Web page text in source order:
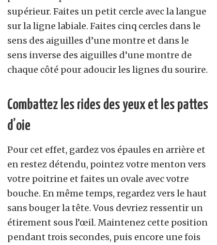
supérieur. Faites un petit cercle avec la langue
sur la ligne labiale. Faites cinq cercles dans le
sens des aiguilles d’une montre et dans le
sens inverse des aiguilles d’une montre de
chaque côté pour adoucir les lignes du sourire.
Combattez les rides des yeux et les pattes
d’oie
Pour cet effet, gardez vos épaules en arrière et
en restez détendu, pointez votre menton vers
votre poitrine et faites un ovale avec votre
bouche. En même temps, regardez vers le haut
sans bouger la tête. Vous devriez ressentir un
étirement sous l’œil. Maintenez cette position
pendant trois secondes, puis encore une fois